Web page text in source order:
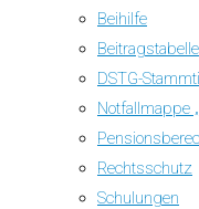
Beihilfe
Beitragstabelle
DSTG-
Notfallmappe
Rechtsschutz
Schulungen